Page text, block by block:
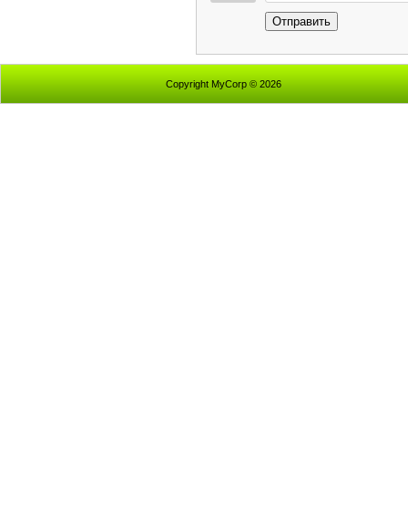
Отправить
Copyright MyCorp © 2026